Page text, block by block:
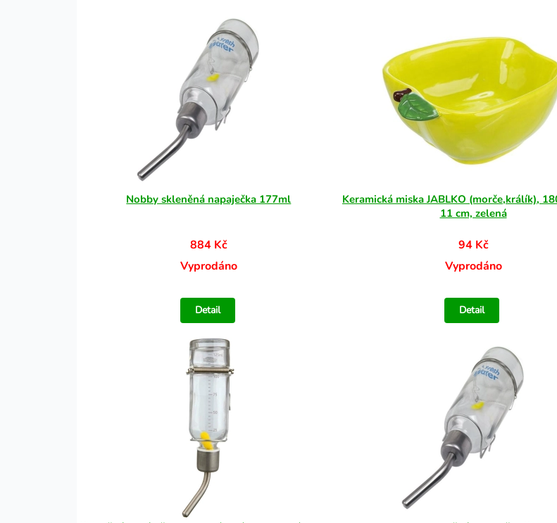
Nobby skleněná napaječka 177ml
884 Kč
Vyprodáno
Detail
Keramická miska JABLKO (morče,králík),
11 cm, zelená
94 Kč
Vyprodáno
Detail